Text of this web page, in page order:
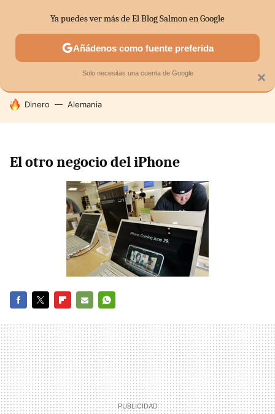
SECTORES ECONOMÍA DOMÉSTICA MERCADOS
HOY SE HABLA DE
Dinero Alemania
El otro negocio del iPhone
MAIL
×
Ya puedes ver más de El Blog Salmon en Google
Añádenos como fuente preferida
Solo necesitas una cuenta de Google